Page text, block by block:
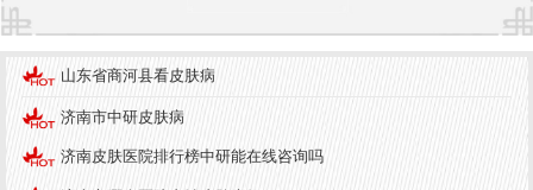
医院采用科学、系统的治疗方法，结合中药疗法、
针灸、推拿等传统中医技艺，灵活运用，使治疗效
果更加显著。此外，医院还提供一系列便捷的服
山东省商河县看皮肤病
济南市中研皮肤病
济南皮肤医院排行榜中研能在线咨询吗